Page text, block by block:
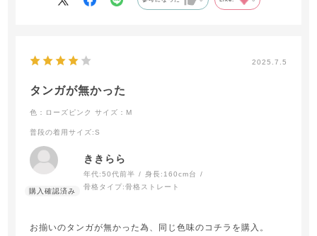
2025.7.5
タンガが無かった
色：ローズピンク サイズ：M
普段の着用サイズ:S
ききらら
年代:50代前半 身長: 160cm台
骨格タイプ:骨格ストレート
お揃いのタンガが無かった為、同じ色味のコチラを購入。